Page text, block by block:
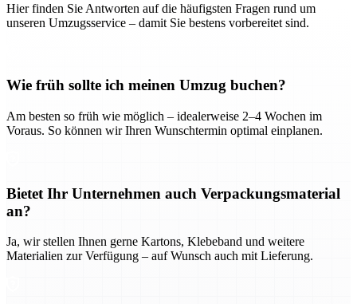
Hier finden Sie Antworten auf die häufigsten Fragen rund um
unseren Umzugsservice – damit Sie bestens vorbereitet sind.
Wie früh sollte ich meinen Umzug buchen?
Am besten so früh wie möglich – idealerweise 2–4 Wochen im
Voraus. So können wir Ihren Wunschtermin optimal einplanen.
Bietet Ihr Unternehmen auch Verpackungsmaterial
an?
Ja, wir stellen Ihnen gerne Kartons, Klebeband und weitere
Materialien zur Verfügung – auf Wunsch auch mit Lieferung.